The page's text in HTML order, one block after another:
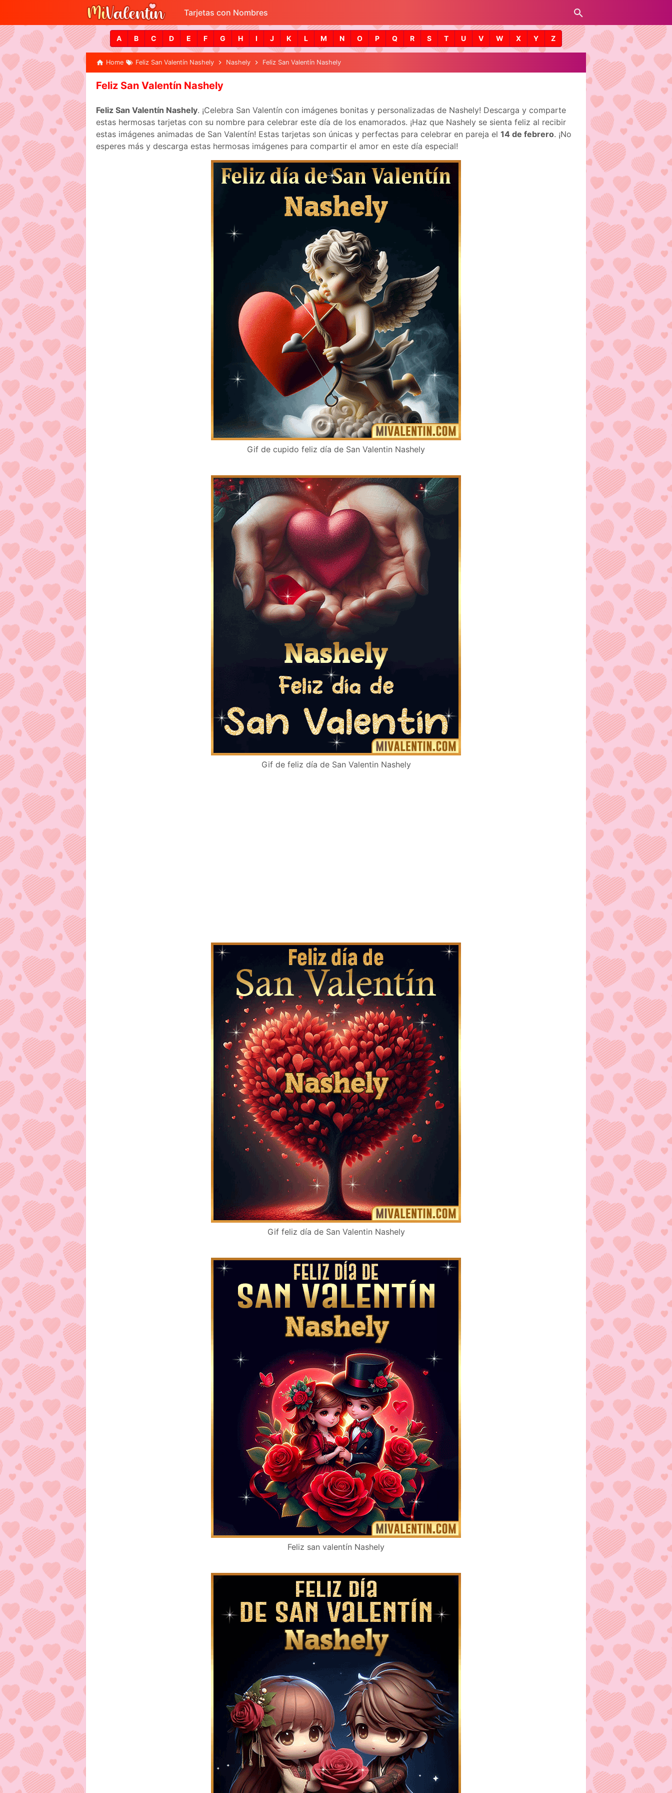
Tarjetas con Nombres
A B C D E F G H I J K L M N O P Q R S T U V W X Y Z
Home Feliz San Valentín Nashely Nashely Feliz San Valentín Nashely
Feliz San Valentín Nashely
Feliz San Valentín Nashely. ¡Celebra San Valentín con imágenes bonitas y personalizadas de Nashely! Descarga y comparte
estas hermosas tarjetas con su nombre para celebrar este día de los enamorados. ¡Haz que Nashely se sienta feliz al recibir
estas imágenes animadas de San Valentín! Estas tarjetas son únicas y perfectas para celebrar en pareja el 14 de febrero. ¡No
esperes más y descarga estas hermosas imágenes para compartir el amor en este día especial!
Gif de cupido feliz día de San Valentin Nashely
Gif de feliz día de San Valentin Nashely
Gif feliz día de San Valentin Nashely
Feliz san valentín Nashely